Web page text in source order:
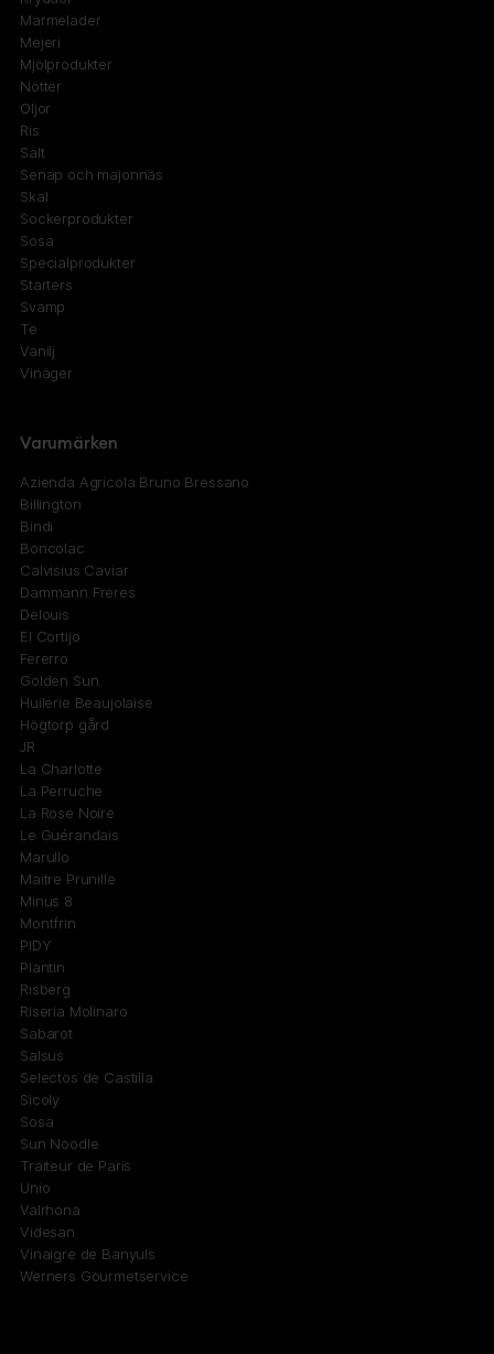
Marmelader
Mejeri
Mjölprodukter
Nötter
Oljor
Ris
Salt
Senap och majonnäs
Skal
Sockerprodukter
Sosa
Specialprodukter
Starters
Svamp
Te
Vanilj
Vinäger
Varumärken
Azienda Agricola Bruno Bressano
Billington
Bindi
Boncolac
Calvisius Caviar
Dammann Freres
Delouis
El Cortijo
Fererro
Golden Sun
Huilerie Beaujolaise
Högtorp gård
JR
La Charlotte
La Perruche
La Rose Noire
Le Guérandais
Marullo
Maitre Prunille
Minus 8
Montfrin
PIDY
Plantin
Risberg
Riseria Molinaro
Sabarot
Salsus
Selectos de Castilla
Sicoly
Sosa
Sun Noodle
Traiteur de Paris
Unio
Valrhona
Videsan
Vinaigre de Banyuls
Werners Gourmetservice